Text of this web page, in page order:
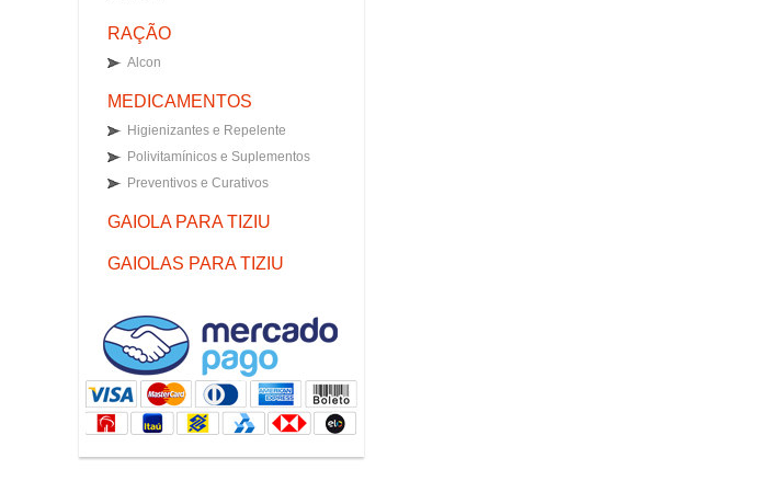
RAÇÃO
Alcon
MEDICAMENTOS
Higienizantes e Repelente
Polivitamínicos e Suplementos
Preventivos e Curativos
GAIOLA PARA TIZIU
GAIOLAS PARA TIZIU